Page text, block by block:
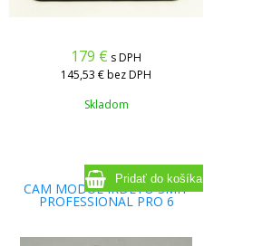
179 € s DPH
145,53 €bez DPH
Skladom
CAM MODUL IRDETO SMIT
PROFESSIONAL PRO 6